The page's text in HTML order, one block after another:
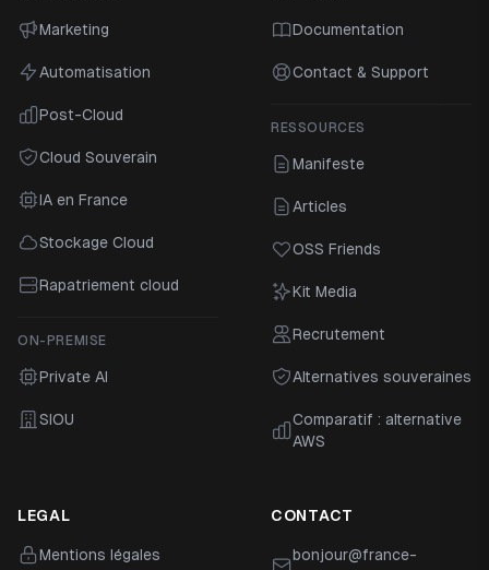
Marketing
Automatisation
Post-Cloud
Cloud Souverain
IA en France
Stockage Cloud
Rapatriement cloud
ON-PREMISE
Private AI
SIOU
Documentation
Contact & Support
RESSOURCES
Manifeste
Articles
OSS Friends
Kit Media
Recrutement
Alternatives souveraines
Comparatif : alternative
AWS
LEGAL
Mentions légales
CONTACT
bonjour@france-